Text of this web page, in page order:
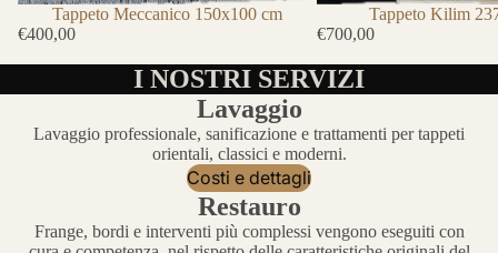
Tappeto Meccanico 150x100 cm
€400,00
Tappeto Kilim
€700,00
I NOSTRI SERVIZI
Lavaggio
Lavaggio professionale, sanificazione e trattamenti per tappeti
orientali, classici e moderni.
Costi e dettagli
Restauro
Frange, bordi e interventi più complessi vengono eseguiti con